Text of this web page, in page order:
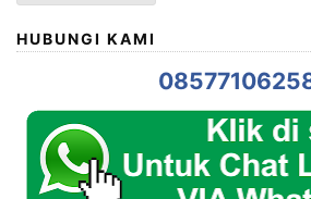
HUBUNGI KAMI